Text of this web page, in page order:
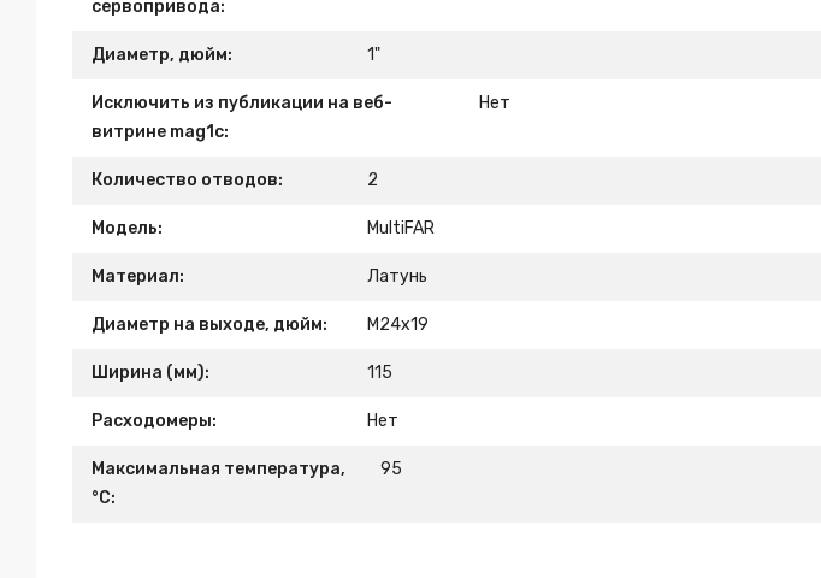
сервопривода:
Диаметр, дюйм: 1"
Исключить из публикации на веб-
витрине mag1c:
Нет
Количество отводов: 2
Модель: MultiFAR
Материал: Латунь
Диаметр на выходе, дюйм: М24х19
Ширина (мм): 115
Расходомеры: Нет
Максимальная температура,
°С:
95